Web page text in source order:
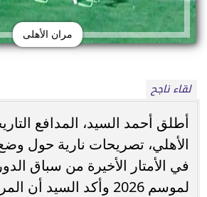
مران الأهلى
لقاء ناجح
أطلق أحمد السيد، المدافع
الأهلي، تصريحات نارية حول وضع
في الأمتار الأخيرة من سباق
لموسم 2026 وأكد السيد